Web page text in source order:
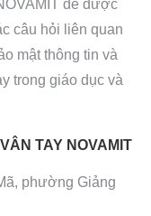
để được
câu hỏi liên quan
mật thông tin và
trong giáo dục và
TAY NOVAMIT
phường Giảng